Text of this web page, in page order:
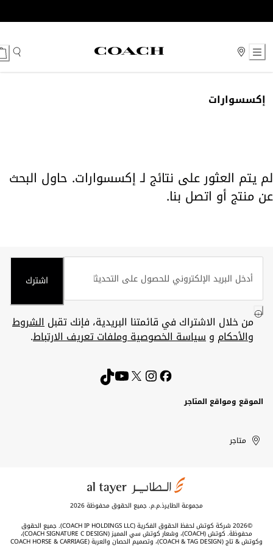
to
إكسسوارات
لم يتم العثور على نتائج لـ إكسسوارات. حاول البحث
عن منتج أو اتصل بنا.
اشترك
من خلال الاشتراك في قائمتنا البريدية، فإنك تقبلالشروط
والأحكام وسياسة الخصوصية وملفات تعريف الارتباط.
الموقع ومواقع المتاجر
United
Arab
Kuwait
الإمارات
العربية
الكويت
متاجر
مجموعة الطايرذ.م.م. جميع الحقوق محفوظة 2026
©2026 شركة كوتش لحفظ الحقوق الفكرية (COACH IP HOLDINGS LLC). جميع الحقوق
محفوظة. كوتش (COACH)، وشعار كوتش سي المميز (COACH SIGNATURE C DESIGN)،
وكوتش & تاج (COACH & TAG DESIGN)، وتصميم الحصان والعربة (COACH HORSE & CARRIAGE